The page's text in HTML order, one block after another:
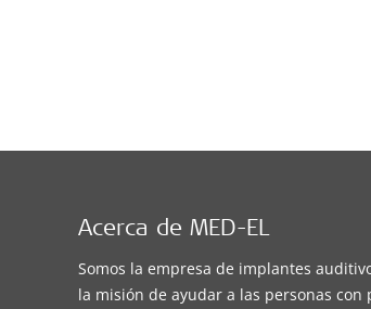
Acerca de MED-EL
Somos la empresa de implantes
la misión de ayudar a las personas con